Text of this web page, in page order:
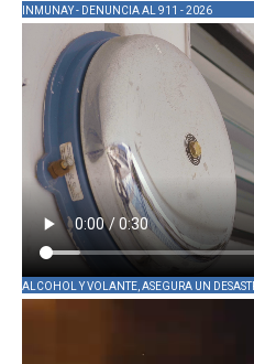
INMUNAY - DENUNCIA AL 911 - 2026
ALCOHOL Y VOLANTE, ASEGURA UN